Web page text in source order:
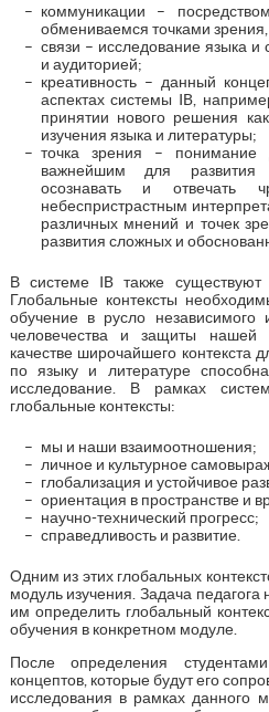
коммуникации –
обмениваемся точками
связи – исследование языка и
и аудиторией;
креативность – данный
аспектах системы IB,
принятии нового решения
изучения языка и литературы;
точка зрения – понимание
важнейшим для развития
осознавать и отвечать
небеспристрастным
различных мнений и точек
развития сложных и
В системе IB также существуют
Глобальные контексты
обучение в русло независимого
человечества и защиты
качестве широчайшего контекста
по языку и литературе
исследование. В рамках
глобальные контексты:
мы и наши взаимоотношения;
личное и культурное
глобализация и устойчивое
ориентация в пространстве и
научно-технический прогресс;
справедливость и развитие.
Одним из этих глобальных
модуль изучения. Задача педагога
им определить глобальный
обучения в конкретном модуле.
После определения
концептов, которые будут его
исследования в рамках данного